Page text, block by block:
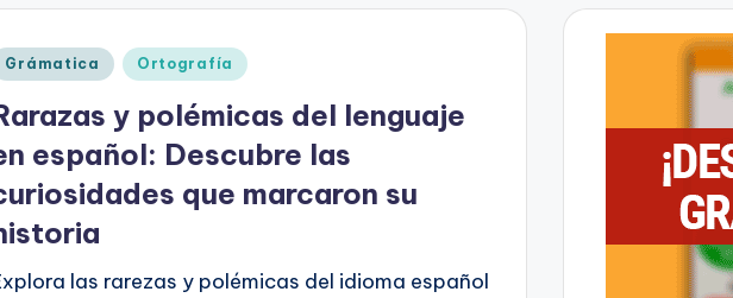
Grámatica Ortografía
y polémicas del lenguaje
español: Descubre las
que marcaron su
las rarezas y polémicas del idioma español